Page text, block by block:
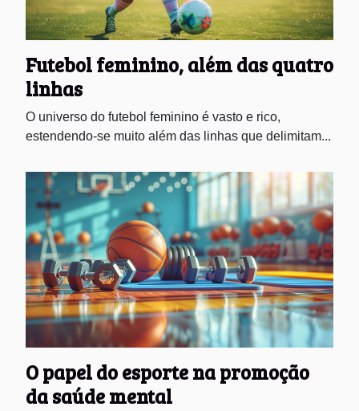
Futebol feminino, além das quatro
linhas
O universo do futebol feminino é vasto e rico,
estendendo-se muito além das linhas que delimitam...
O papel do esporte na promoção
da saúde mental